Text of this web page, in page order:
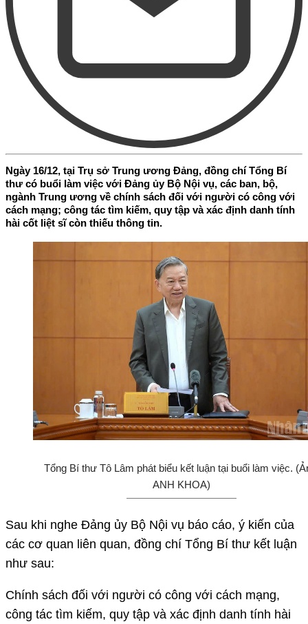
Ngày 16/12, tại Trụ sở Trung ương Đảng, đồng chí Tổng Bí
thư có buổi làm việc với Đảng ủy Bộ Nội vụ, các ban, bộ,
ngành Trung ương về chính sách đối với người có công với
cách mạng; công tác tìm kiếm, quy tập và xác định danh tính
hài cốt liệt sĩ còn thiếu thông tin.
Tổng Bí thư Tô Lâm phát biểu kết luận tại buổi làm việc.
ANH KHOA)
Sau khi nghe Đảng ủy Bộ Nội vụ báo cáo, ý kiến của
các cơ quan liên quan, đồng chí Tổng Bí thư kết luận
như sau:
Chính sách đối với người có công với cách mạng,
công tác tìm kiếm, quy tập và xác định danh tính hài